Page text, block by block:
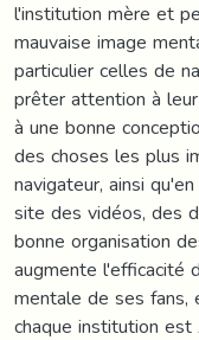
l'institution mère et
mauvaise image
particulier celles de
prêter attention à
à une bonne
des choses les plus
navigateur, ainsi
site des vidéos, des
bonne organisation
augmente l'efficacité
mentale de ses
chaque institution